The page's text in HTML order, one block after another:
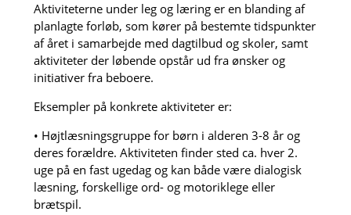
Aktiviteterne under leg og læring er en blanding af
planlagte forløb, som kører på bestemte tidspunkter
af året i samarbejde med dagtilbud og skoler, samt
aktiviteter der løbende opstår ud fra ønsker og
initiativer fra beboere.
Eksempler på konkrete aktiviteter er:
• Højtlæsningsgruppe for børn i alderen 3-8 år og
deres forældre. Aktiviteten finder sted ca. hver 2.
uge på en fast ugedag og kan både være dialogisk
læsning, forskellige ord- og motoriklege eller
brætspil.